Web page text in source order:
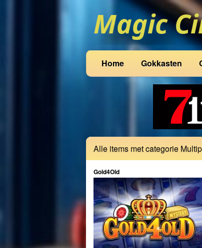
Home Gokkasten
Alle items met categorie
Gold4Old